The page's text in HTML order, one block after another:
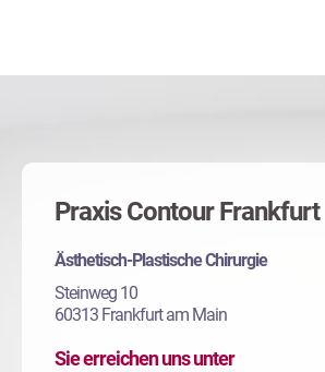
Praxis Contour Frankfurt
Ästhetisch-Plastische Chirurgie
Steinweg 10
60313 Frankfurt am Main
Sie erreichen uns unter